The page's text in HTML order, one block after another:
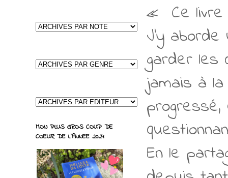
« Ce livre
J’y
garder les
jamais à
progressé,
En le
MON PLUS GROS COUP DE
COEUR DE L'ANNEE 2024